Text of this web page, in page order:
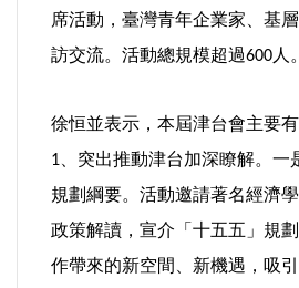
文化資產/文物保護
旅館/民宿
好人好事/人物介紹
席活動，臺灣青年企業家、基
訪交流。活動總規模超過600人。
徐恒並表示，本屆津台會主要
1 、突出推動津台加深瞭解。一
規劃綱要。活動邀請著名經濟
政策解讀，宣介「十五五」規
作帶來的新空間、新機遇，吸